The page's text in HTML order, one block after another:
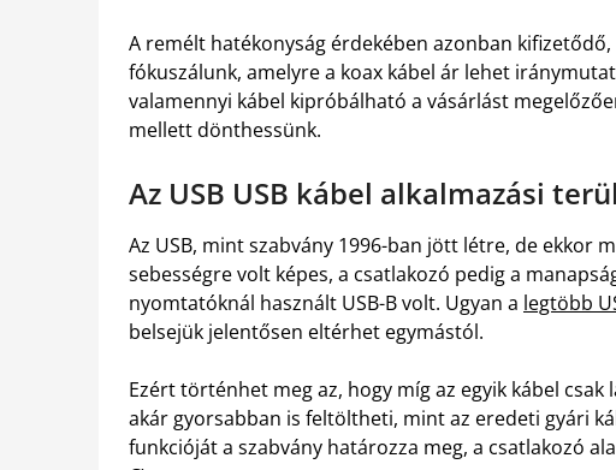
A remélt hatékonyság érdekében azonban
fókuszálunk, amelyre a koax kábel ár lehet
valamennyi kábel kipróbálható a vásárlást
mellett dönthessünk.
Az USB USB kábel alkalmazási
Az USB, mint szabvány 1996-ban jött létre, de ekkor
sebességre volt képes, a csatlakozó pedig a
nyomtatóknál használt USB-B volt. Ugyan a legtöbb
belsejük jelentősen eltérhet egymástól.
Ezért történhet meg az, hogy míg az egyik kábel
akár gyorsabban is feltöltheti, mint az eredeti gyári
funkcióját a szabvány határozza meg, a csatlakozó